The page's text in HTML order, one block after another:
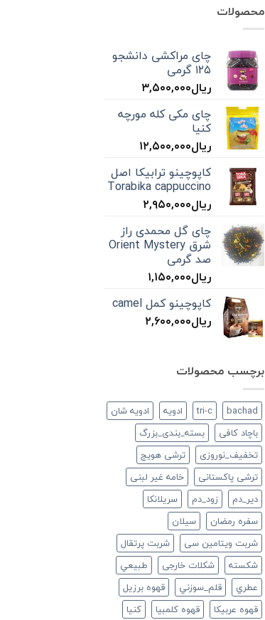
محصولات
چای مراکشی دانشجو
۱۲۵ گرمی
ریال۳,۵۰۰,۰۰۰
چای مکی کله مورچه
کنیا
ریال۱۲,۵۰۰,۰۰۰
کاپوچینو ترابیکا اصل
Torabika cappuccino
ریال۲,۹۵۰,۰۰۰
چای گل محمدی راز
شرق Orient Mystery
صد گرمی
ریال۱,۱۵۰,۰۰۰
کاپوچینو کمل camel
ریال۲,۶۰۰,۰۰۰
برچسب محصولات
bachad
tri-c ادویه
ادویه شان
باچاد کافی
بسته_بندی_بزرگ
تخفیف_نوروزی
ترشی هویج
ترشی پاکستانی
خامه غیر لبنی
دير_دم
زود_دم
سريلانكا
سفره رمضان
سيلان
شربت ویتامین سی
شربت پرتقال
شكسته
شکلات خارجی
طبيعي
عطري
قلم_سوزني
قهوه برزیل
قهوه عربیکا
قهوه کلمبیا
كنيا